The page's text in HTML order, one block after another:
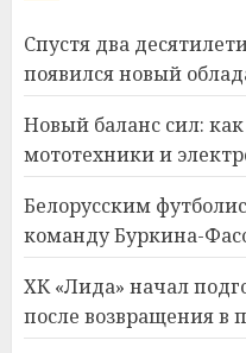
Спустя два
появился новый
Новый баланс сил:
мототехники и
Белорусским
команду Буркина-
ХК «Лида» начал
после возвращения в